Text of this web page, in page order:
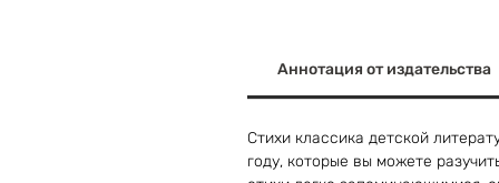
Аннотация от издательства
Стихи классика детской
году, которые вы можете